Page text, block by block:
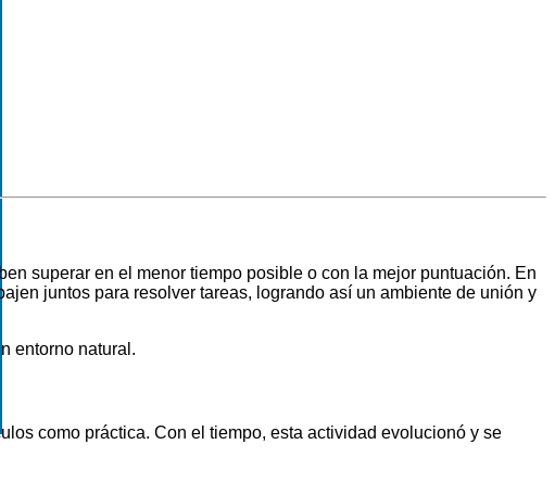
superar en el menor tiempo posible o con la mejor puntuación. En
juntos para resolver tareas, logrando así un ambiente de unión y
entorno natural.
como práctica. Con el tiempo, esta actividad evolucionó y se